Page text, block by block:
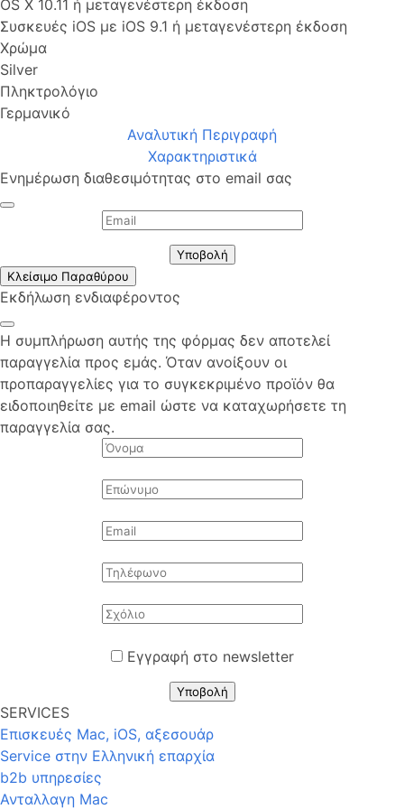
OS X 10.11 ή μεταγενέστερη έκδοση
Συσκευές iOS με iOS 9.1 ή μεταγενέστερη έκδοση
Χρώμα
Silver
Πληκτρολόγιο
Γερμανικό
Αναλυτική Περιγραφή
Χαρακτηριστικά
Ενημέρωση διαθεσιμότητας στο email σας
Υποβολή
Κλείσιμο Παραθύρου
Εκδήλωση ενδιαφέροντος
Η συμπλήρωση αυτής της φόρμας δεν αποτελεί
παραγγελία προς εμάς. Όταν ανοίξουν οι
προπαραγγελίες για το συγκεκριμένο προϊόν θα
ειδοποιηθείτε με email ώστε να καταχωρήσετε τη
παραγγελία σας.
Εγγραφή στο newsletter
Υποβολή
SERVICES
Επισκευές Mac, iOS, αξεσουάρ
Service στην Eλληνική επαρχία
b2b υπηρεσίες
Ανταλλαγη Mac